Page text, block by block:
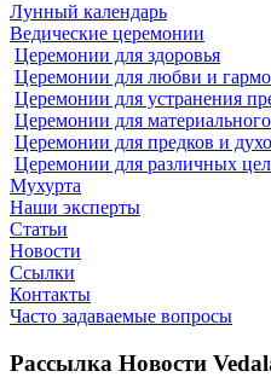
Лунный календарь
Ведические церемонии
Церемонии для здоровья
Церемонии для любви и
Церемонии для устранения
Церемонии для
Церемонии для предков и
Церемонии для различных
Мухурта
Наши эксперты
Статьи
Новости
Ссылки
Контакты
Часто задаваемые вопросы
Рассылка Новости